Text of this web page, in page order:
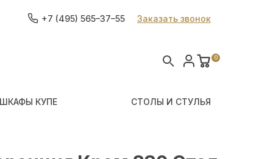
+7 (495) 565–37–55 Заказать звонок
0
ШКАФЫ КУПЕ СТОЛЫ И СТУЛЬЯ